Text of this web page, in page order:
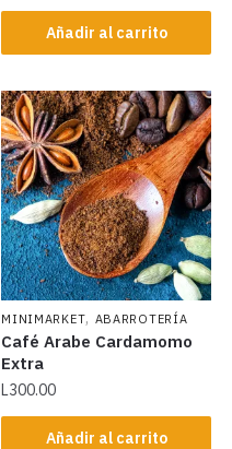
Añadir al carrito
MINIMARKET, ABARROTERÍA
Café Arabe Cardamomo
Extra
L300.00
Añadir al carrito